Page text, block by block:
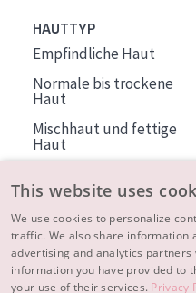
HAUTTYP
Empfindliche Haut
Normale bis trockene
Haut
Mischhaut und fettige
Haut
Haut
ÜBER DIADERMINE
Mehr über uns
This website uses
We use cookies to personalize
traffic. We also share information
advertising and analytics
information you have provided to
your use of their services. Privacy